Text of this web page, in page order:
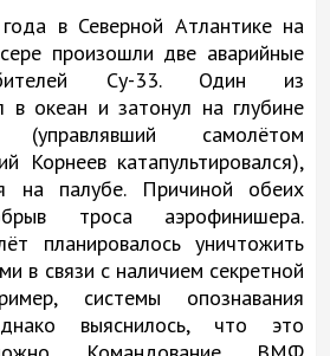
в Северной Атлантике на
произошли две аварийные
Су-33. Один из
в океан и затонул на глубине
самолётом
Корнеев катапультировался),
на палубе. Причиной обеих
троса аэрофинишера.
планировалось уничтожить
в связи с наличием секретной
системы опознавания
выяснилось, что это